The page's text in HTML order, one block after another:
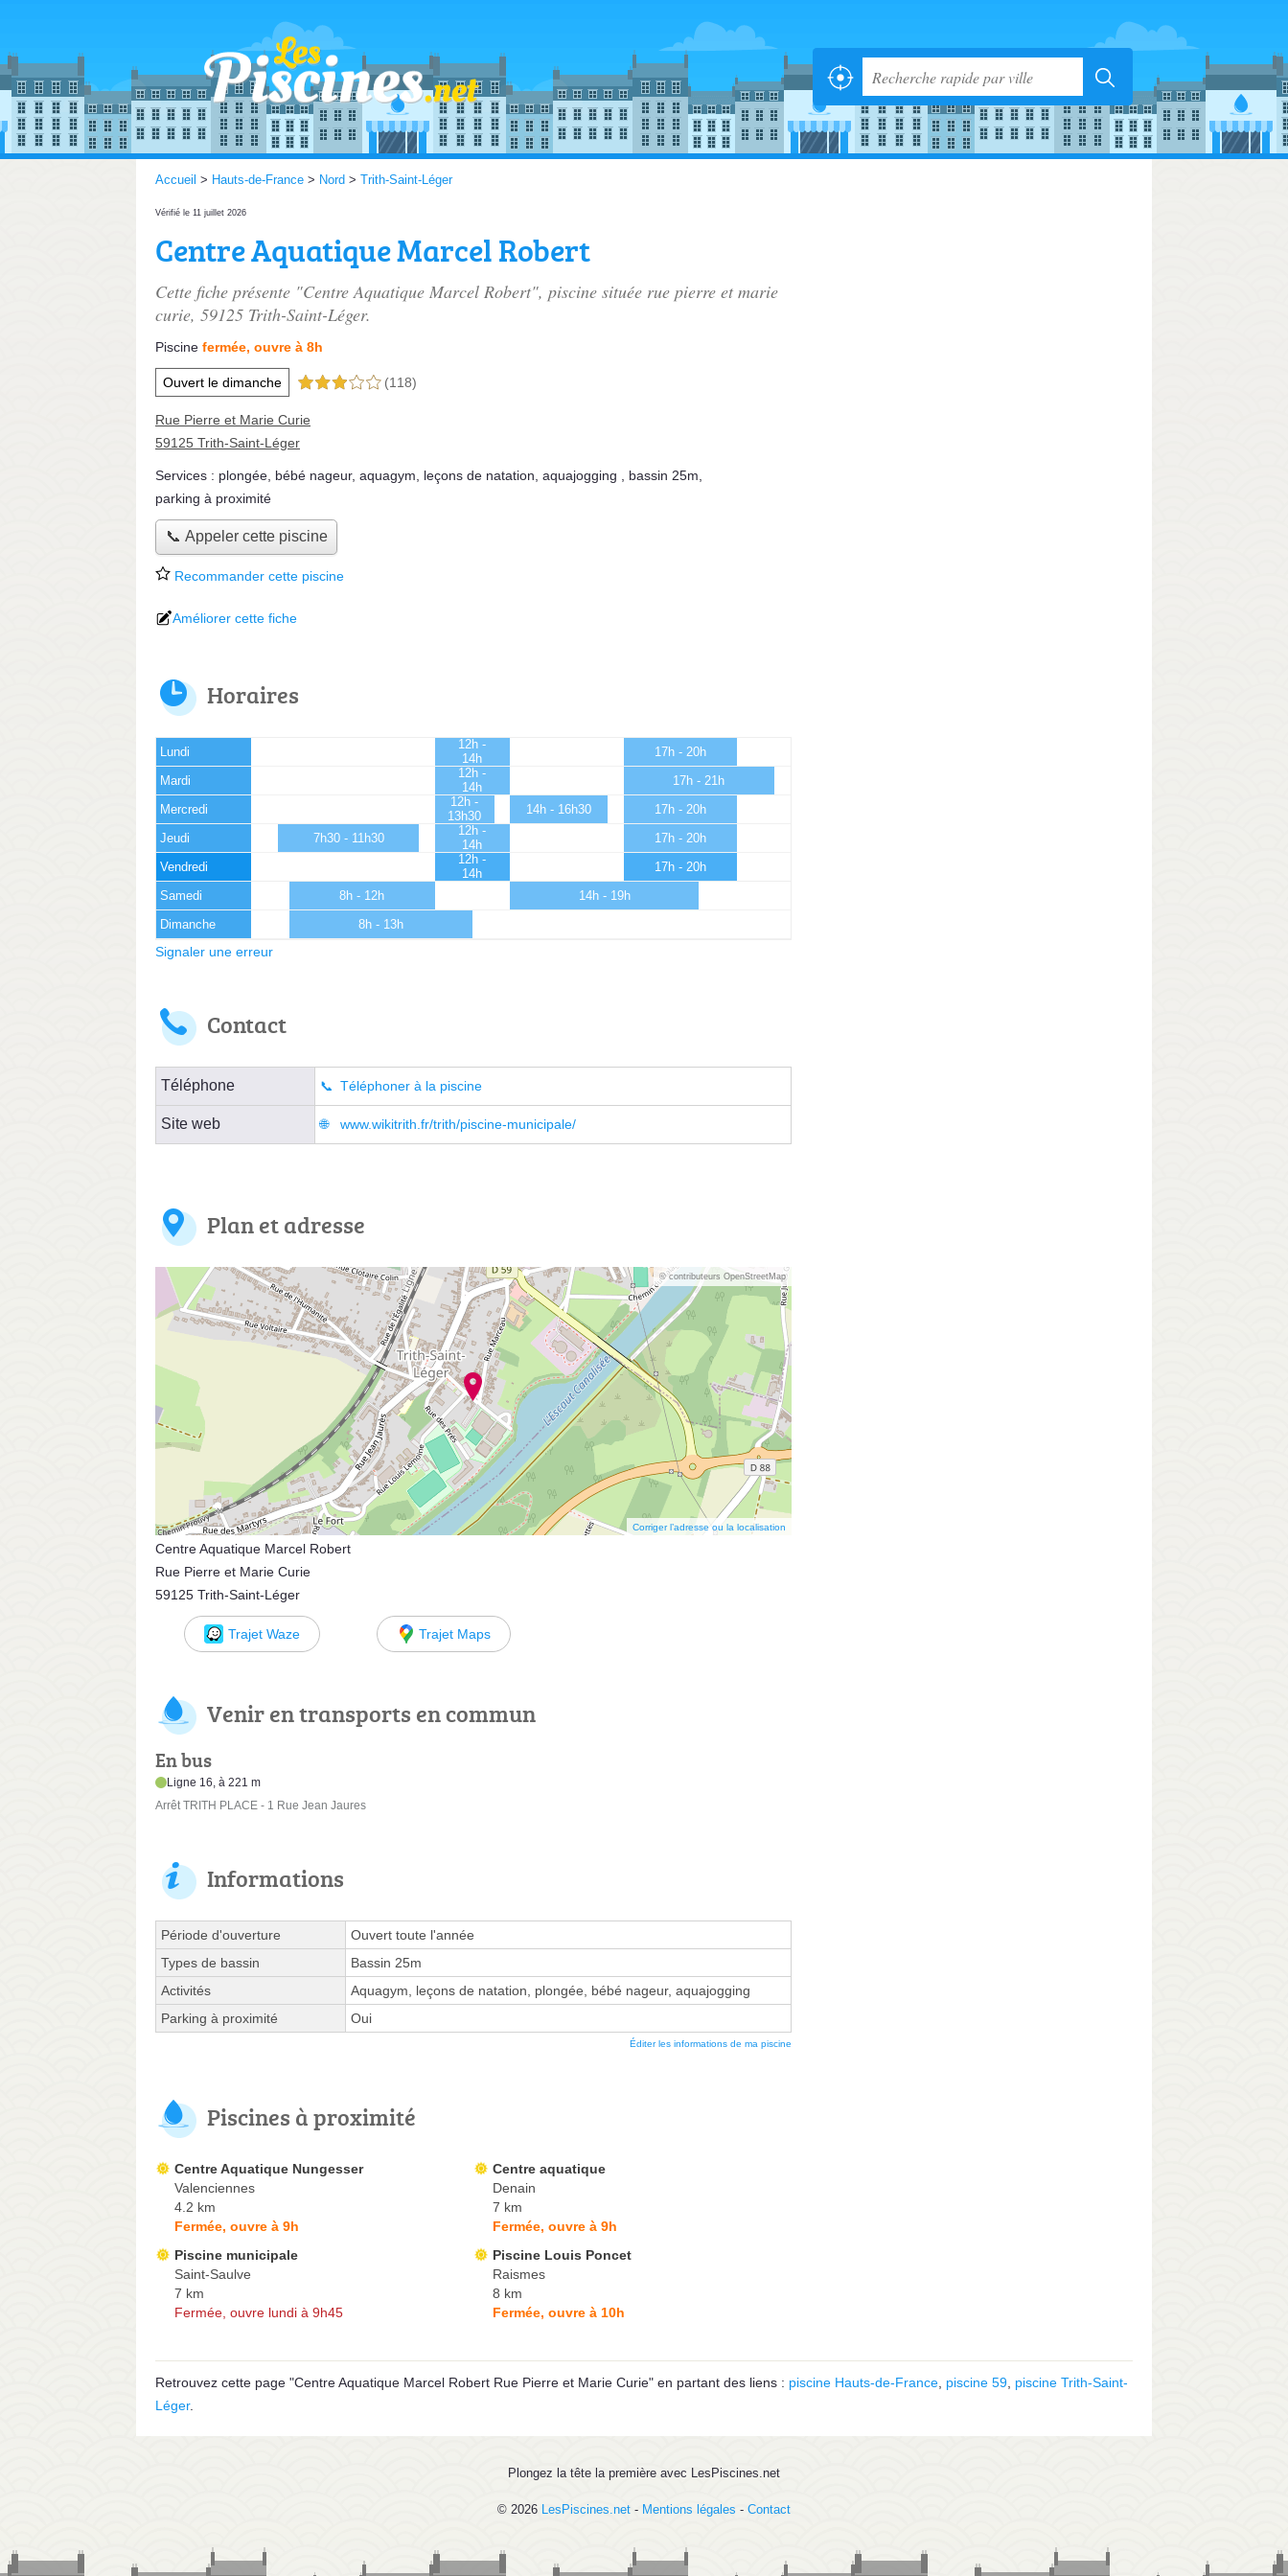
Accueil > Hauts-de-France > Nord > Trith-Saint-Léger
Vérifié le 11 juillet 2026
Centre Aquatique Marcel Robert
Cette fiche présente "Centre Aquatique Marcel Robert", piscine située rue pierre et marie
curie, 59125 Trith-Saint-Léger.
Piscine fermée, ouvre à 8h
Ouvert le dimanche 3,0 étoiles sur 5 (118)
Rue Pierre et Marie Curie
59125 Trith-Saint-Léger
Services : plongée bébé nageur, aquagym leçons de natation aquajogging bassin 25m
parking à proximité
📞 Appeler cette piscine
Recommander cette piscine
Améliorer cette fiche
Horaires
Lundi
12h -
14h
17h - 20h
Mardi
12h -
14h
17h - 21h
Mercredi
12h -
13h30
14h - 16h30 17h - 20h
Jeudi 7h30 - 11h30
12h -
14h
17h - 20h
Vendredi
12h -
14h
17h - 20h
Samedi 8h - 12h 14h - 19h
Dimanche 8h - 13h
Signaler une erreur
Contact
Téléphone Téléphoner à la piscine
Site web www.wikitrith.fr/trith/piscine-municipale/
Plan et adresse
© contributeurs OpenStreetMap
Corriger l’adresse ou la localisation
Centre Aquatique Marcel Robert
Rue Pierre et Marie Curie
59125 Trith-Saint-Léger
Trajet Waze Trajet Maps
Venir en transports en commun
En bus
Ligne 16, à 221 m
Arrêt TRITH PLACE - 1 Rue Jean Jaures
Informations
Période d'ouverture
Ouvert toute l'année
Types de bassin
Bassin 25m
Activités
Aquagym, leçons de natation, plongée, bébé nageur, aquajogging
Parking à proximité
Oui
Éditer les informations de ma piscine
Piscines à proximité
Centre Aquatique Nungesser
Valenciennes
4.2 km
Fermée, ouvre à 9h
Centre aquatique
Denain
7 km
Fermée, ouvre à 9h
Piscine municipale
Saint-Saulve
7 km
Fermée, ouvre lundi à 9h45
Piscine Louis Poncet
Raismes
8 km
Fermée, ouvre à 10h
Retrouvez cette page "Centre Aquatique Marcel Robert Rue Pierre et Marie Curie" en partant des liens : piscine Hauts-de-France piscine 59 piscine Trith-Saint-
Léger.
Plongez la tête la première avec LesPiscines.net
© 2026 LesPiscines.net - Mentions légales - Contact